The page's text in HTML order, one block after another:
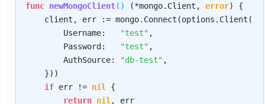
func newMongoClient() (*mongo.Client, error) {
client, err :=
        Username:
"test" ,
        Password:
"test" ,
        AuthSource:
"db-test" ,
    }))
if err != nil
{
return nil , err